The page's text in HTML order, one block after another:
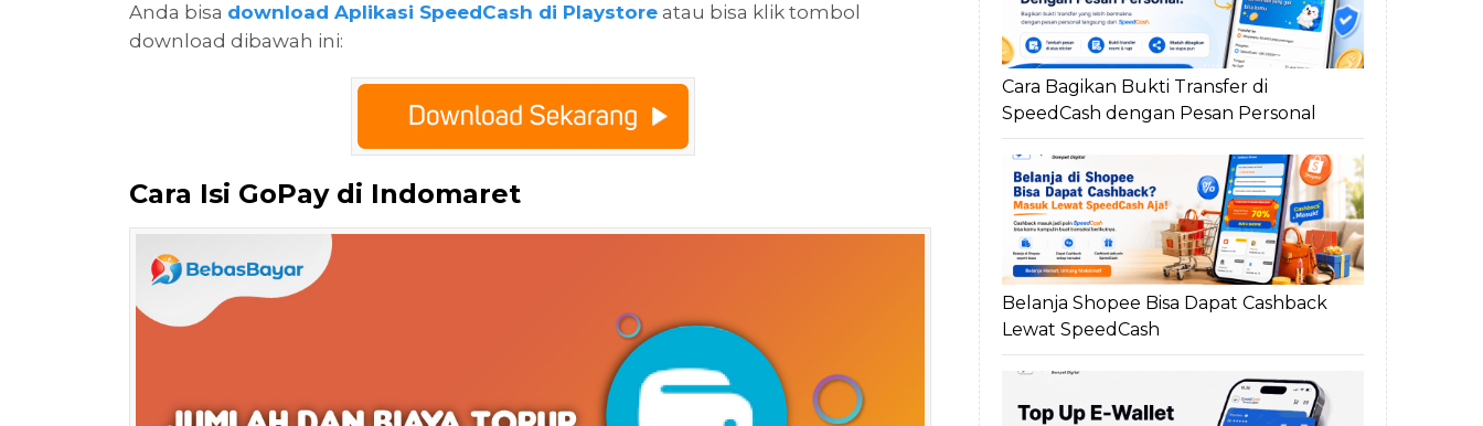
Anda bisa download Aplikasi SpeedCash di Playstore atau bisa klik tombol
download dibawah ini:
Cara Isi GoPay di Indomaret
Cara Bagikan Bukti Transfer di
SpeedCash dengan Pesan Personal
Belanja Shopee Bisa Dapat Cashback
Lewat SpeedCash